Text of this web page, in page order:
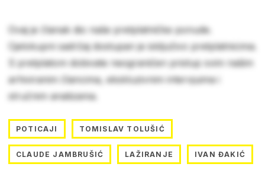
Ovaj je članak dio naše pretplatničke ponude.
Cjelokupni sadržaj dostupan je isključivo pretplatnicima.
S pretplatom dobivate neograničen pristup svim našim
arhiviranim člancima, ekskluzivnim intervjuima i
stručnim analizama.
POTICAJI TOMISLAV TOLUŠIĆ
CLAUDE JAMBRUŠIĆ LAŽIRANJE IVAN ĐAKIĆ